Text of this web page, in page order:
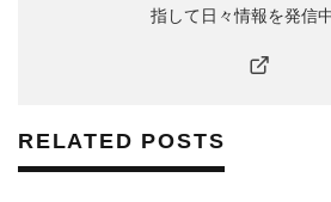
指して日々情報を発信中
RELATED POSTS